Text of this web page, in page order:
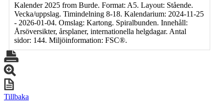
Kalender 2025 from Burde. Format: A5. Layout: Stående.
Vecka/uppslag. Timindelning 8-18. Kalendarium: 2024-11-25
- 2026-01-04. Omslag: Kartong. Spiralbunden. Innehåll:
Årsöversikter, årsplaner, internationella helgdagar. Antal
sidor: 144. Miljöinformation: FSC®.
Tillbaka